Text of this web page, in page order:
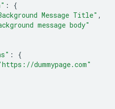
:
{
Message Title" ,
message body"
:
{
dummypage.com"